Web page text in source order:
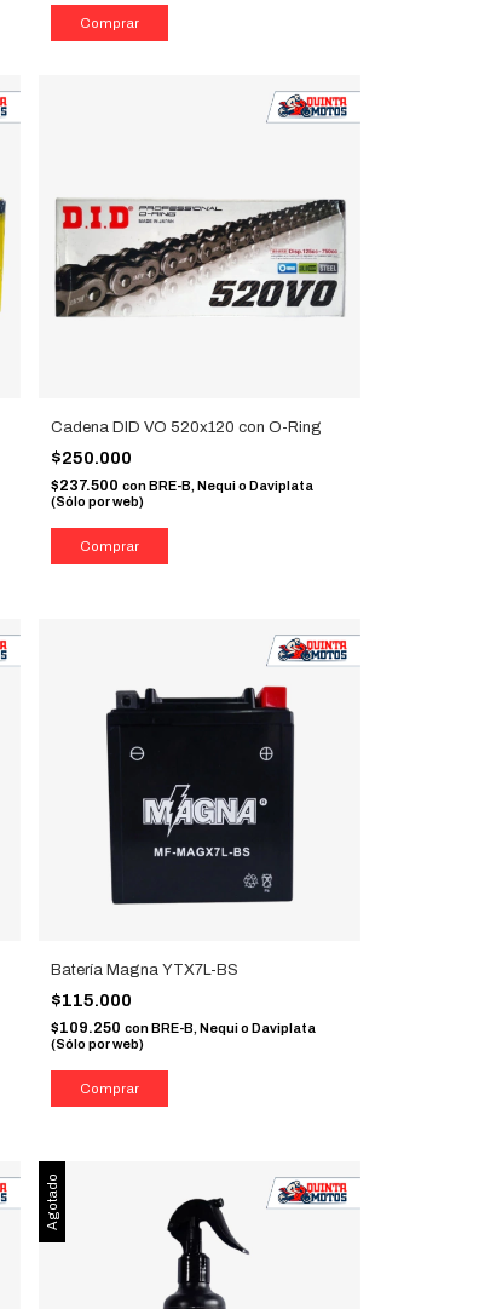
Cadena DID VO 520x120 con O-Ring
$250.000
$237.500 conBRE-B, Nequi o Daviplata
(Sólo por web)
Batería Magna YTX7L-BS
$115.000
$109.250 conBRE-B, Nequi o Daviplata
(Sólo por web)
Agotado